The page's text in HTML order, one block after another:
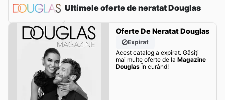
Ultimele oferte de neratat Douglas
Oferte De Neratat Douglas
Expirat
Acest catalog a expirat. Găsiți
mai multe oferte de la Magazine
DouglasÎn curând!